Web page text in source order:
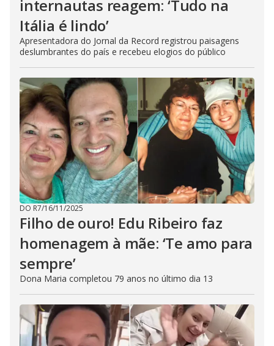
internautas reagem: ‘Tudo na
Itália é lindo’
Apresentadora do Jornal da Record registrou paisagens
deslumbrantes do país e recebeu elogios do público
DO R7/16/11/2025
Filho de ouro! Edu Ribeiro faz
homenagem à mãe: ‘Te amo para
sempre’
Dona Maria completou 79 anos no último dia 13